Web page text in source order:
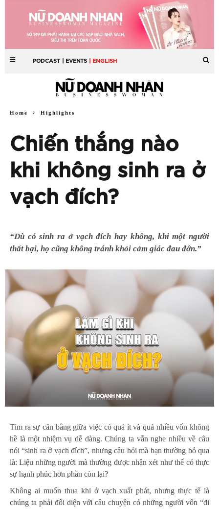
PODCAST | EVENTS | ENGLISH
Home Highlights
Chiến thắng nào
khi không sinh ra ở
vạch đích?
“Dù có sinh ra ở vạch đích hay không, khi một người
thất bại, họ cũng không tránh khỏi cảm giác đau đớn.”
Tìm ra sự cân bằng giữa việc có quá ít và quá nhiều vốn không
hề là một nhiệm vụ dễ dàng. Chúng ta vẫn nghe nhiều về câu
nói “sinh ra ở vạch đích”, nhưng câu hỏi mà bạn thường bỏ qua
là: Liệu những người mà thường được nhận xét như thế có thực
sự hạnh phúc hơn phần còn lại?
Không ai muốn thua khi ở vạch xuất phát, nhưng thực tế là
chúng ta phải đối diện với câu chuyện có những người vốn “đi